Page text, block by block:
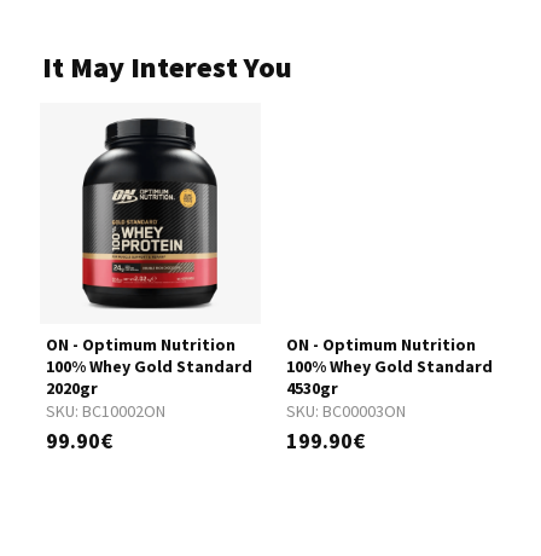
It May Interest You
SKU: BC10002ON
ON - Optimum Nutrition
100% Whey Gold Standard
2020gr
99.90€
SKU: BC00003ON
ON - Optimum Nutrition
100% Whey Gold Standard
4530gr
199.90€